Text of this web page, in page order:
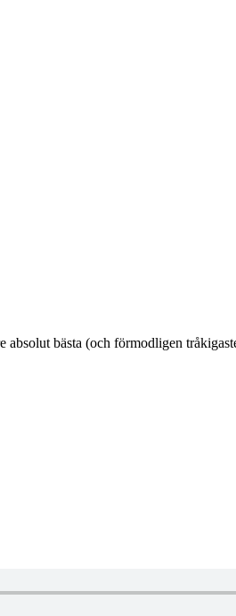
bästa (och förmodligen